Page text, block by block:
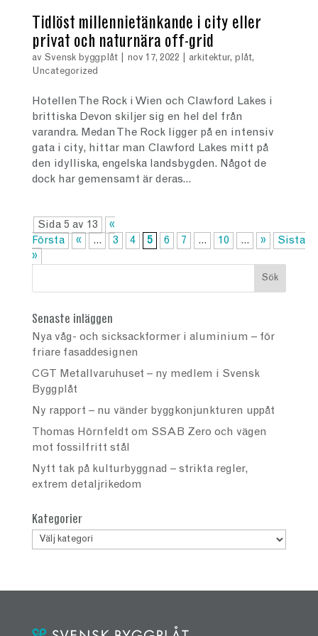
Tidlöst millennietänkande i city eller
privat och naturnära off-grid
av Svensk byggplåt| nov 17, 2022 arkitektur, plåt,
Uncategorized
Hotellen The Rock i Wien och Clawford Lakes i
brittiska Devon skiljer sig en hel del från
varandra. Medan The Rock ligger på en intensiv
gata i city, hittar man Clawford Lakes mitt på
den idylliska, engelska landsbygden. Något de
dock har gemensamt är deras...
Sida 5 av 13
«
Första
« ... 3 4 5 6 7 ... 10 ... »
Sista
»
Senaste inläggen
Nya våg- och sicksackformer i aluminium – för
friare fasaddesignen
CGT Metallvaruhuset – ny medlem i Svensk
Byggplåt
Ny rapport – nu vänder byggkonjunkturen uppåt
Thomas Hörnfeldt om SSAB Zero och vägen
mot fossilfritt stål
Nytt tak på kulturbyggnad – strikta regler,
extrem detaljrikedom
Kategorier
Kategorier